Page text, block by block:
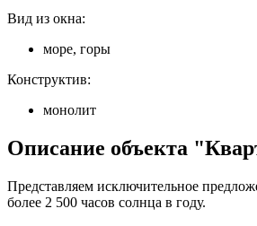
Вид из окна:
море, горы
Конструктив:
монолит
Описание объекта
Представляем исключительное
более 2 500 часов солнца в году.